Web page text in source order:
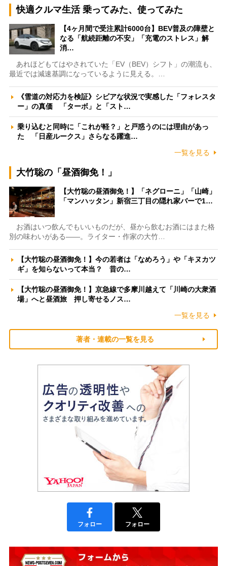
快適クルマ生活 乗ってみた、使ってみた
【4ヶ月間で受注累計6000台】BEV普及の障壁と
なる「航続距離の不安」「充電のストレス」解
消…
あれほどもてはやされていた「EV（BEV）シフト」の潮流も、
最近では減速基調になっているように見える。…
《雪道の対応力を検証》シビアな状況で実感した「フォレスタ
ー」の真価 「ターボ」と「スト…
乗り込むと同時に「これが軽？」と戸惑うのには理由があっ
た 「日産ルークス」さらなる躍進…
一覧を見る
大竹聡の「昼酒御免！」
【大竹聡の昼酒御免！】「ネグローニ」「山崎」
「マンハッタン」新宿三丁目の隠れ家バーで1…
お酒はいつ飲んでもいいものだが、昼から飲むお酒にはまた格
別の味わいがある――。ライター・作家の大竹…
【大竹聡の昼酒御免！】今の若者は「なめろう」や「キヌカツ
ギ」を知らないって本当？ 昔の…
【大竹聡の昼酒御免！】京急線で多摩川越えて「川崎の大衆酒
場」へと昼酒旅 押し寄せるノス…
一覧を見る
著者・連載の一覧を見る
フォロー フォロー